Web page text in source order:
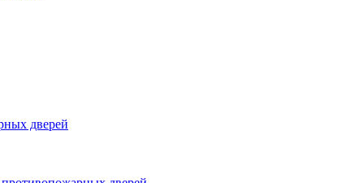
дверей